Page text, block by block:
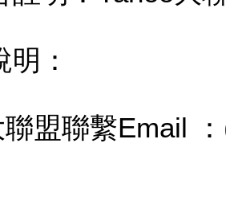
：
聯盟聯繫Email